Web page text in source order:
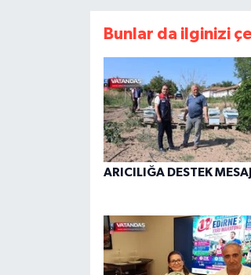
Bunlar da ilginizi
ARICILIĞA DESTEK MESAJI